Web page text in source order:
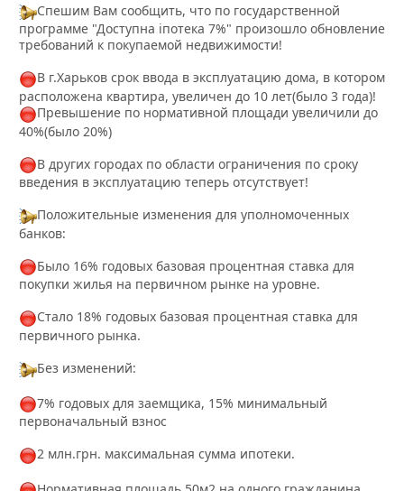
Спешим Вам сообщить, что по государственной
программе "Доступна іпотека 7%" произошло обновление
требований к покупаемой недвижимости!
В г.Харьков срок ввода в эксплуатацию дома, в котором
расположена квартира, увеличен до 10 лет(было 3 года)!
Превышение по нормативной площади увеличили до
40%(было 20%)
В других городах по области ограничения по сроку
введения в эксплуатацию теперь отсутствует!
Положительные изменения для уполномоченных
банков:
Было 16% годовых базовая процентная ставка для
покупки жилья на первичном рынке на уровне.
Стало 18% годовых базовая процентная ставка для
первичного рынка.
Без изменений:
7% годовых для заемщика, 15% минимальный
первоначальный взнос
2 млн.грн. максимальная сумма ипотеки.